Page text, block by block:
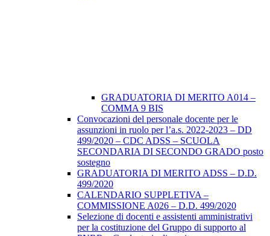
GRADUATORIA DI MERITO A014 –
COMMA 9 BIS
Convocazioni del personale docente per le
assunzioni in ruolo per l’a.s. 2022-2023 – DD
499/2020 – CDC ADSS – SCUOLA
SECONDARIA DI SECONDO GRADO posto
sostegno
GRADUATORIA DI MERITO ADSS – D.D.
499/2020
CALENDARIO SUPPLETIVA –
COMMISSIONE A026 – D.D. 499/2020
Selezione di docenti e assistenti amministrativi
per la costituzione del Gruppo di supporto al